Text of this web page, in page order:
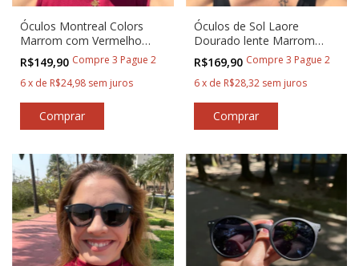
Óculos Montreal Colors
Marrom com Vermelho
Baixa Pace®
R$149,90 Compre 3 Pague 2
6x de R$24,98 sem juros
Óculos de Sol Laore
Dourado lente Marrom
Degradê - Baixa Pace
R$169,90 Compre 3 Pague 2
6 x de R$28,32 sem juros